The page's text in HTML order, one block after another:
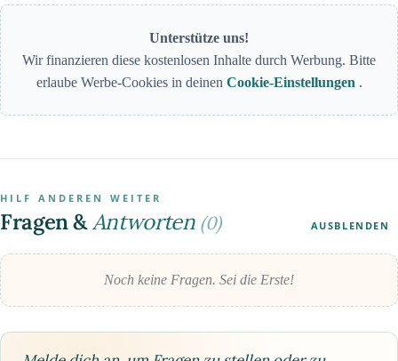
Unterstütze uns!
Wir finanzieren diese kostenlosen Inhalte durch Werbung. Bitte
erlaube Werbe-Cookies in deinen Cookie-Einstellungen .
HILF ANDEREN WEITER
Fragen &Antworten (0) AUSBLENDEN
Noch keine Fragen. Sei die Erste!